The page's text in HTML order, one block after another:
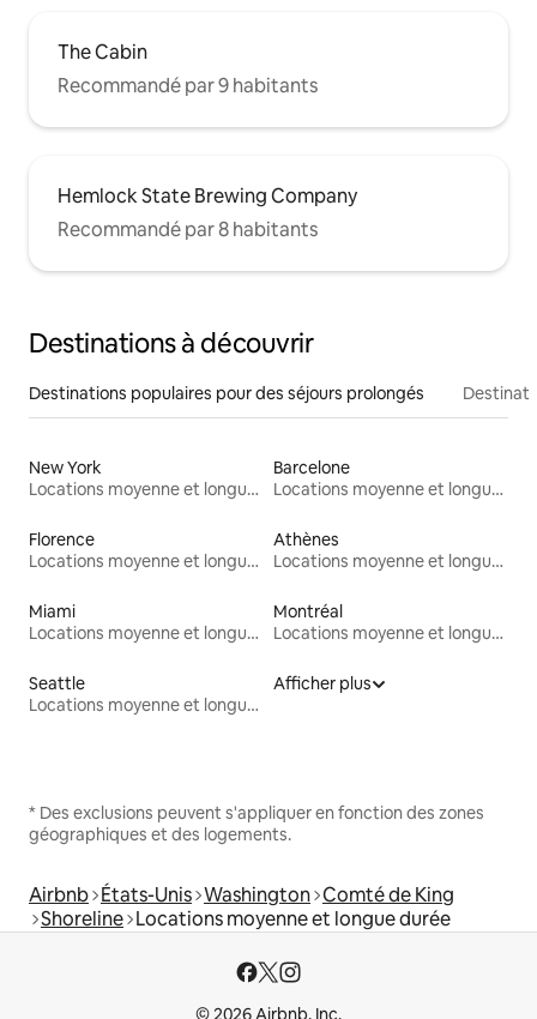
The Cabin
Recommandé par 9 habitants
Hemlock State Brewing Company
Recommandé par 8 habitants
Destinations à découvrir
Destinations populaires pour des séjours prolongés
New York
Locations moyenne et longue durée
Barcelone
Locations moyenne et longue durée
Florence
Locations moyenne et longue durée
Athènes
Locations moyenne et longue durée
Miami
Locations moyenne et longue durée
Montréal
Locations moyenne et longue durée
Seattle
Locations moyenne et longue durée
Afficher plus
* Des exclusions peuvent s'appliquer en fonction des zones
géographiques et des logements.
Airbnb États-Unis Washington Comté de King
Shoreline Locations moyenne et longue durée
© 2026 Airbnb, Inc.